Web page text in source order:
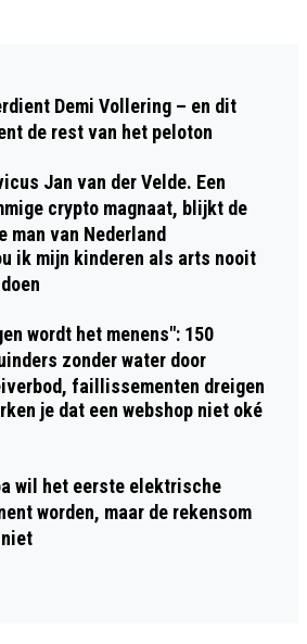
Demi Vollering – en dit
de rest van het peloton
Jan van der Velde. Een
crypto magnaat, blijkt de
man van Nederland
ik mijn kinderen als arts nooit
wordt het menens": 150
zonder water door
faillissementen dreigen
je dat een webshop niet oké
wil het eerste elektrische
worden, maar de rekensom